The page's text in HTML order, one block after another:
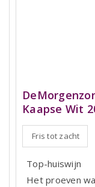
Kaapse Wit
Fris tot zacht
Top-huiswijn
Het proeven